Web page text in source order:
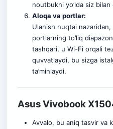
noutbukni yo’lda siz
Aloqa va portlar:
Ulanish nuqtai
portlarning to’liq
tashqari, u Wi-Fi orqali
quvvatlaydi, bu sizga
ta’minlaydi.
Asus Vivobook
Avvalo, bu aniq tasvir va